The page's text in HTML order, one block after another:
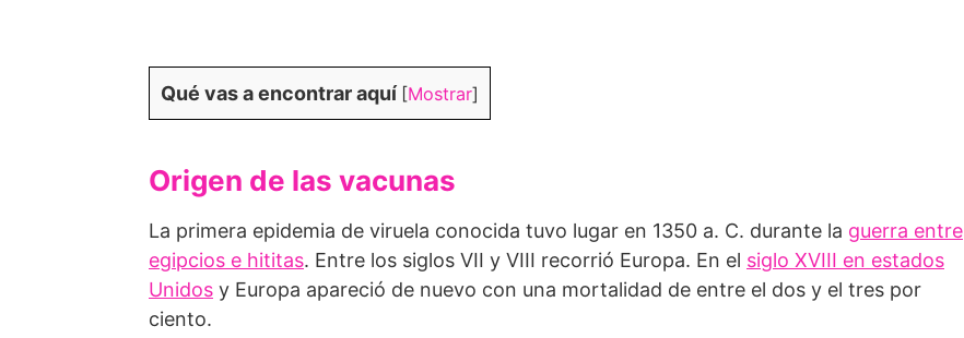
Qué vas a encontrar aquí [Mostrar]
Origen de las vacunas
La primera epidemia de viruela conocida tuvo lugar en 1350 a. C. durante la guerra entre
egipcios e hititas. Entre los siglos VII y VIII recorrió Europa. En el siglo XVIII en estados
Unidos y Europa apareció de nuevo con una mortalidad de entre el dos y el tres por
ciento.